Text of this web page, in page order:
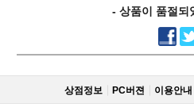
- 상품이 품절되
상점정보 PC버젼 이용안내